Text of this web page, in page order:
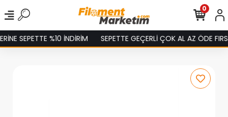
SEPETTE %10 İNDİRİM SEPETTE GEÇERLİ ÇOK AL AZ ÖDE
0